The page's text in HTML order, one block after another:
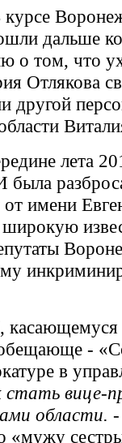
дальше
о том, что
Отлякова
другой
лета
от имени
-
в
стать вице-
области.
«мужу